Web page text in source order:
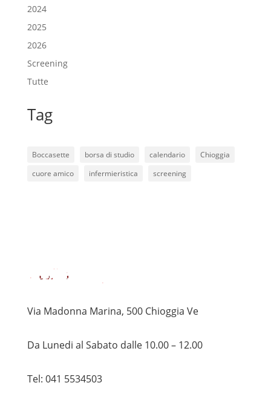
2024
2025
2026
Screening
Tutte
Tag
Boccasette borsa di studio calendario
Chioggia
cuore amico
infermieristica screening
Via Madonna Marina, 500 Chioggia Ve
Da Lunedi al Sabato dalle 10.00 – 12.00
Tel: 041 5534503